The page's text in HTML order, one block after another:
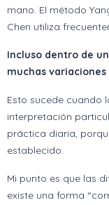
mano. El método
Chen utiliza
Incluso dentro de
muchas
Esto sucede cuando
interpretación
práctica diaria,
establecido.
Mi punto es que las
existe una forma